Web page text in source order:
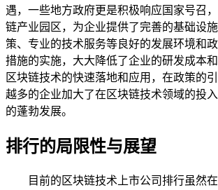
遇，一些地方政府更是积极响应国家号召
链产业园区，为企业提供了完善的基础设
策、专业的技术服务等良好的发展环境和
措施的实施，大大降低了企业的研发成本
区块链技术的快速落地和应用，在政策的
越多的企业加大了在区块链技术领域的投
的蓬勃发展。
排行的局限性与展望
目前的区块链技术上市公司排行虽然